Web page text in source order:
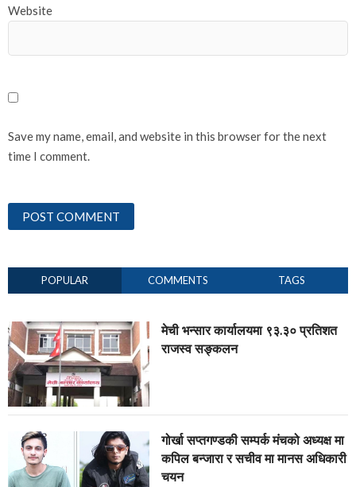
Website
Save my name, email, and website in this browser for the next
time I comment.
POPULAR COMMENTS TAGS
मेची भन्सार कार्यालयमा ९३.३० प्रतिशत
राजस्व सङ्कलन
गोर्खा सप्तगण्डकी सम्पर्क मंचको अध्यक्ष मा
कपिल बन्जारा र सचीव मा मानस अधिकारी
चयन